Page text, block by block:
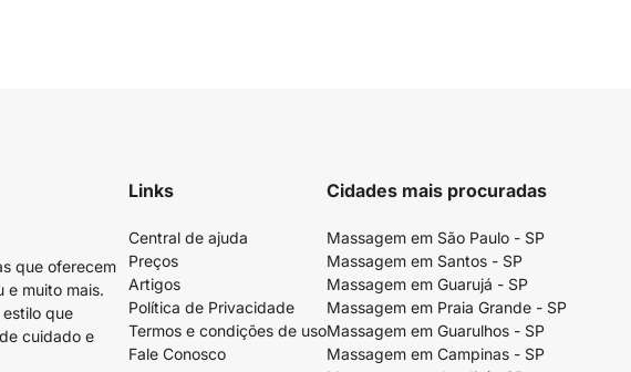
que oferecem
e muito mais.
que
cuidado e
Links
Central de ajuda
Preços
Artigos
Política de Privacidade
Termos e condições de uso
Fale Conosco
Cidades mais procuradas
Massagem em São Paulo - SP
Massagem em Santos - SP
Massagem em Guarujá - SP
Massagem em Praia Grande - SP
Massagem em Guarulhos - SP
Massagem em Campinas - SP